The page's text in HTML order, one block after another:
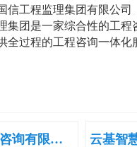
信工程监理集团有限公司
集团是一家综合性的工程
全过程的工程咨询一体化
司，全过程工程咨询服务
二级节点服务等，可实现
浙江求真工程管理咨询有限公司